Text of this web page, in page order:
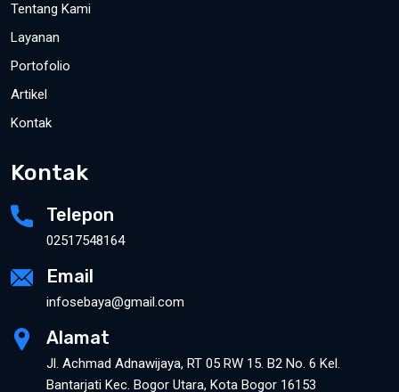
Tentang Kami
Layanan
Portofolio
Artikel
Kontak
Kontak
Telepon
02517548164
Email
infosebaya@gmail.com
Alamat
Jl. Achmad Adnawijaya, RT 05 RW 15. B2 No. 6 Kel.
Bantarjati Kec. Bogor Utara, Kota Bogor 16153